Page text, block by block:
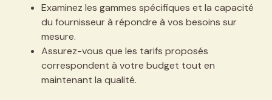
Examinez les gammes spécifiques et la capacité
du fournisseur à répondre à vos besoins sur
mesure.
Assurez-vous que les tarifs proposés
correspondent à votre budget tout en
maintenant la qualité.